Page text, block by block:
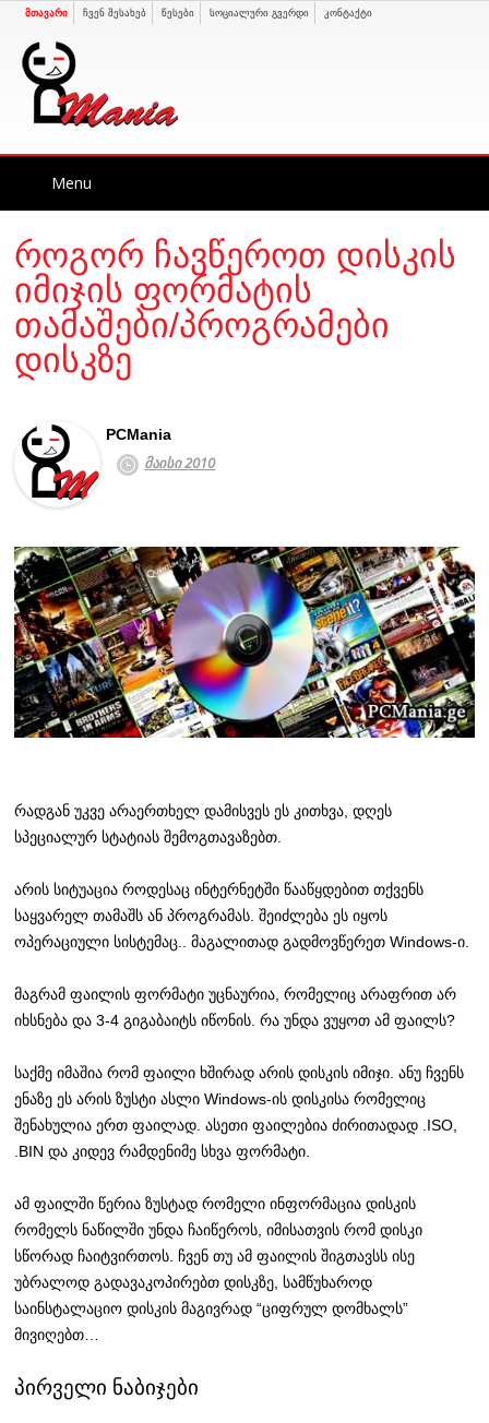
მთავარი ჩვენ შესახებ წესები სოციალური გვერდი კონტაქტი
Menu
როგორ ჩავწეროთ დისკის
იმიჯის ფორმატის
თამაშები/პროგრამები
დისკზე
PCMania
მაისი 2010
რადგან უკვე არაერთხელ დამისვეს ეს კითხვა, დღეს
სპეციალურ სტატიას შემოგთავაზებთ.
არის სიტუაცია როდესაც ინტერნეტში წააწყდებით თქვენს
საყვარელ თამაშს ან პროგრამას. შეიძლება ეს იყოს
ოპერაციული სისტემაც.. მაგალითად გადმოვწერეთ Windows-ი.
მაგრამ ფაილის ფორმატი უცნაურია, რომელიც არაფრით არ
იხსნება და 3-4 გიგაბაიტს იწონის. რა უნდა ვუყოთ ამ ფაილს?
საქმე იმაშია რომ ფაილი ხშირად არის დისკის იმიჯი. ანუ ჩვენს
ენაზე ეს არის ზუსტი ასლი Windows-ის დისკისა რომელიც
შენახულია ერთ ფაილად. ასეთი ფაილებია ძირითადად .ISO,
.BIN და კიდევ რამდენიმე სხვა ფორმატი.
ამ ფაილში წერია ზუსტად რომელი ინფორმაცია დისკის
რომელს ნაწილში უნდა ჩაიწეროს, იმისათვის რომ დისკი
სწორად ჩაიტვირთოს. ჩვენ თუ ამ ფაილის შიგთავსს ისე
უბრალოდ გადავაკოპირებთ დისკზე, სამწუხაროდ
საინსტალაციო დისკის მაგივრად “ციფრულ დომხალს”
მივიღებთ…
პირველი ნაბიჯები